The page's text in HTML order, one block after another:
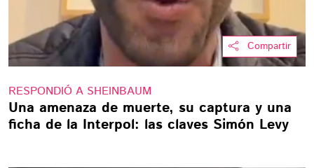
Compartir
RESPONDIÓ A SHEINBAUM
Una amenaza de muerte, su captura y una
ficha de la Interpol: las claves Simón Levy